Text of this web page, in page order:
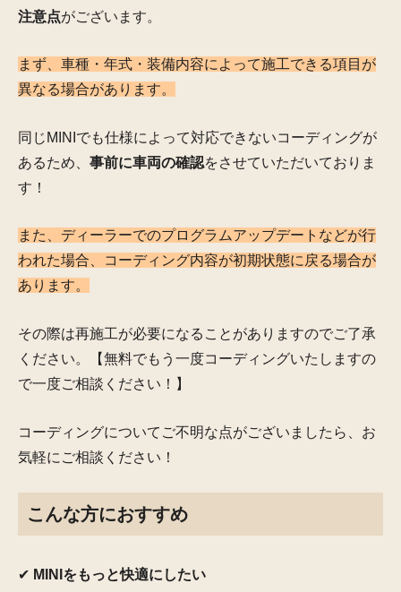
注意点がございます。
まず、車種・年式・装備内容によって施工できる項目が
異なる場合があります。
同じMINIでも仕様によって対応できないコーディングが
あるため、 事前に車両の確認をさせていただいておりま
す！
また、ディーラーでのプログラムアップデートなどが行
われた場合、コーディング内容が初期状態に戻る場合が
あります。
その際は再施工が必要になることがありますのでご了承
ください。【無料でもう一度コーディングいたしますの
で一度ご相談ください！】
コーディングについてご不明な点がございましたら、お
気軽にご相談ください！
こんな方におすすめ
✔ MINIをもっと快適にしたい